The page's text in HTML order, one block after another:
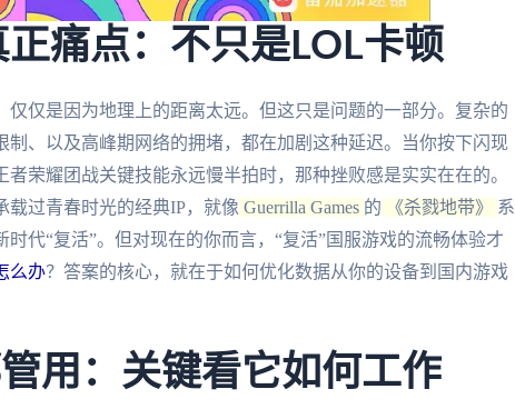
痛点：不只是LOL卡顿
仅是因为地理上的距离太远。但这只是问题的一部分。复杂的
制、以及高峰期网络的拥堵，都在加剧这种延迟。当你按下闪现
荣耀团战关键技能永远慢半拍时，那种挫败感是实实在在的。
载过青春时光的经典IP，就像 Guerrilla Games 的 《杀戮地带》
系
代“复活”。但对现在的你而言，“复活”国服游戏的流畅体验才
么办？答案的核心，就在于如何优化数据从你的设备到国内游戏
用：关键看它如何工作